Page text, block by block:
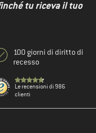
tu riceva il tuo
100 giorni di diritto di
recesso
Le recensioni di 986
clienti